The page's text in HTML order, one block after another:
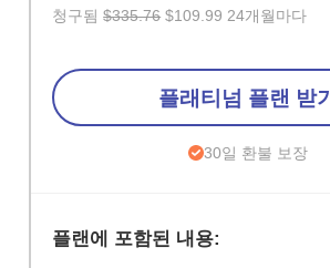
청구됨$335.76 $109.99 24개월마다
플래티넘 플랜 받기
30일 환불 보장
플랜에 포함된 내용: